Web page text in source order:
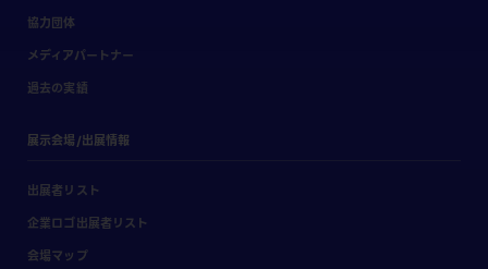
協力団体
メディアパートナー
過去の実績
展示会場/出展情報
出展者リスト
企業ロゴ出展者リスト
会場マップ